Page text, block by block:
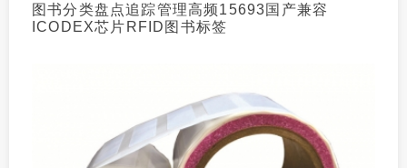
图书分类盘点追踪管理高频15693国产兼容
ICODEX芯片RFID图书标签